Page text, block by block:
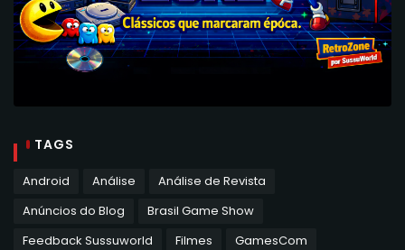
TAGS
Android Análise
Análise de Revista
Anúncios do Blog
Brasil Game Show
Feedback Sussuworld
Filmes
GamesCom